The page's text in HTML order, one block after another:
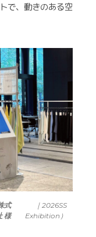
で、動きのある空
式
様
｜2026SS
Exhibition）